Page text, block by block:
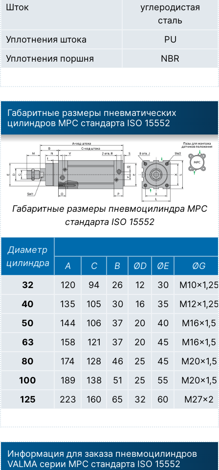
Шток
углеродистая
сталь
Уплотнения штока
PU
Уплотнения поршня
NBR
Габаритные размеры пневматических
цилиндров MPC стандарта ISO 15552
Габаритные размеры пневмоцилиндра MPC
стандарта ISO 15552
Диаметр
цилиндра
A C B ØD ØE
ØG
32
120 94 26 12 30
M10x1,25
40
135 105 30 16 35
M12x1,25
50
144 106 37 20 40
M16x1,5
63
158 121 37 20 45
M16x1,5
80
174 128 46 25 45
M20x1,5
100
189 138 51 25 55
M20x1,5
125
223 160 65 32 60 M27x2
Информация для заказа пневмоцилиндров
VALMA серии MPC стандарта ISO 15552